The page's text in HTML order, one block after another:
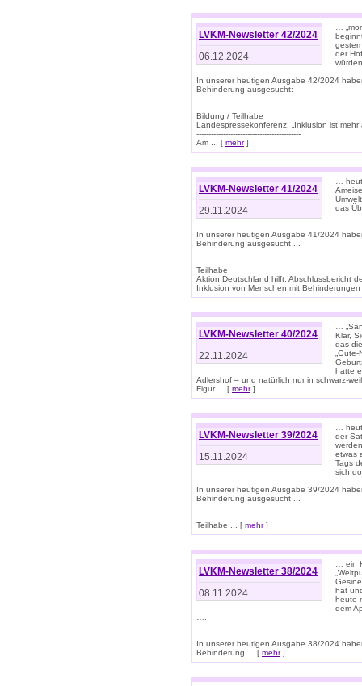
LVKM-Newsletter 42/2024
06.12.2024
…
der
In unserer heutigen Ausgabe 42/2024
Behinderung ausgesucht:
Bildung / Teilhabe
Landespressekonferenz: „Inklusion ist mehr
-------------------------------------------
Am ... [ mehr]
LVKM-Newsletter 41/2024
29.11.2024
…
das
In unserer heutigen Ausgabe 41/2024
Behinderung ausgesucht ...
Teilhabe
Aktion Deutschland hilft: Abschlussbericht
Inklusion von Menschen mit
LVKM-Newsletter 40/2024
22.11.2024
…
Klar,
das
hatte
Adlershof – und natürlich nur in schwarz-
Figur ... [ mehr]
LVKM-Newsletter 39/2024
15.11.2024
…
der
etwas
Tags
sich
In unserer heutigen Ausgabe 39/2024
Behinderung ausgesucht ...
Teilhabe ... [ mehr]
LVKM-Newsletter 38/2024
08.11.2024
… ein
hat
heute
dem
In unserer heutigen Ausgabe 38/2024
Behinderung ... [ mehr]